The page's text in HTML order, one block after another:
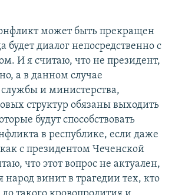
может быть прекращен
будет диалог непосредственно с
И я считаю, что не президент,
а в данном случае
и министерства,
структур обязаны выходить
будут способствовать
в республике, если даже
с президентом Чеченской
что этот вопрос не актуален,
народ винит в трагедии тех, кто